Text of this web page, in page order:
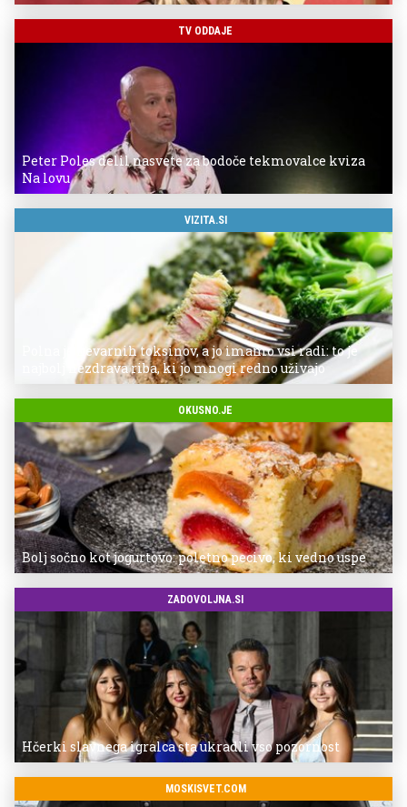
TV ODDAJE
Peter Poles delil nasvete za bodoče tekmovalce kviza
Na lovu
VIZITA.SI
Polna je nevarnih toksinov, a jo imamo vsi radi: to je
najbolj nezdrava riba, ki jo mnogi redno uživajo
OKUSNO.JE
Bolj sočno kot jogurtovo: poletno pecivo, ki vedno uspe
ZADOVOLJNA.SI
Hčerki slavnega igralca sta ukradli vso pozornost
MOSKISVET.COM